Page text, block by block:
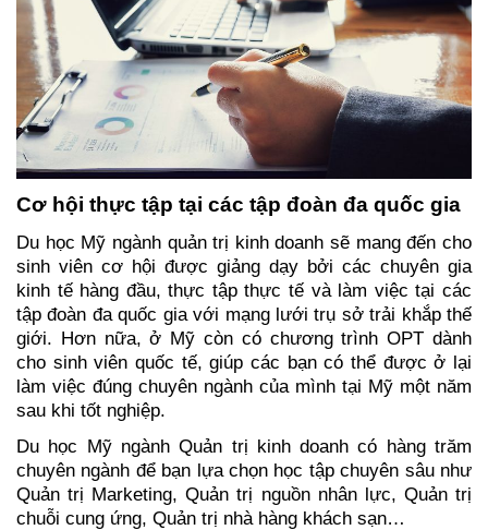
Cơ hội thực tập tại các tập đoàn đa quốc gia
Du học Mỹ ngành quản trị kinh doanh sẽ mang đến cho
sinh viên cơ hội được giảng dạy bởi các chuyên gia
kinh tế hàng đầu, thực tập thực tế và làm việc tại các
tập đoàn đa quốc gia với mạng lưới trụ sở trải khắp thế
giới. Hơn nữa, ở Mỹ còn có chương trình OPT dành
cho sinh viên quốc tế, giúp các bạn có thể được ở lại
làm việc đúng chuyên ngành của mình tại Mỹ một năm
sau khi tốt nghiệp.
Du học Mỹ ngành Quản trị kinh doanh có hàng trăm
chuyên ngành để bạn lựa chọn học tập chuyên sâu như
Quản trị Marketing, Quản trị nguồn nhân lực, Quản trị
chuỗi cung ứng, Quản trị nhà hàng khách sạn…